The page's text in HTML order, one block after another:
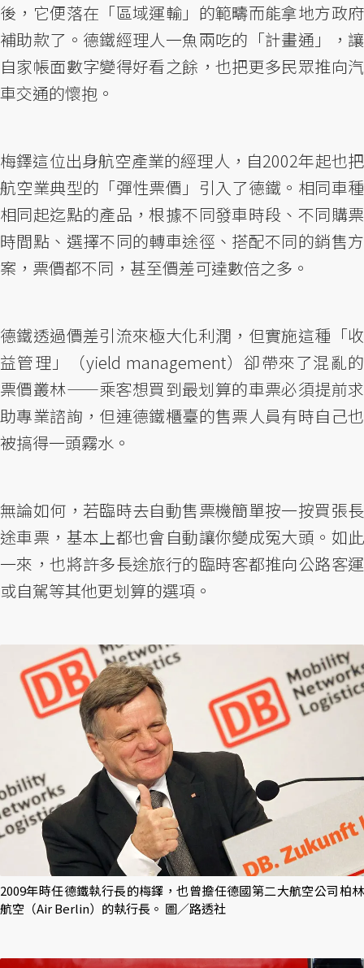
後，它便落在「區域運輸」的範疇而能拿地方政府
補助款了。德鐵經理人一魚兩吃的「計畫通」，讓
自家帳面數字變得好看之餘，也把更多民眾推向汽
車交通的懷抱。
梅鐸這位出身航空產業的經理人，自2002年起也把
航空業典型的「彈性票價」引入了德鐵。相同車種
相同起迄點的產品，根據不同發車時段、不同購票
時間點、選擇不同的轉車途徑、搭配不同的銷售方
案，票價都不同，甚至價差可達數倍之多。
德鐵透過價差引流來極大化利潤，但實施這種「收
益管理」（yield management）卻帶來了混亂的
票價叢林——乘客想買到最划算的車票必須提前求
助專業諮詢，但連德鐵櫃臺的售票人員有時自己也
被搞得一頭霧水。
無論如何，若臨時去自動售票機簡單按一按買張長
途車票，基本上都也會自動讓你變成冤大頭。如此
一來，也將許多長途旅行的臨時客都推向公路客運
或自駕等其他更划算的選項。
2009年時任德鐵執行長的梅鐸，也曾擔任德國第二大航空公司柏林
航空（Air Berlin）的執行長。 圖／路透社